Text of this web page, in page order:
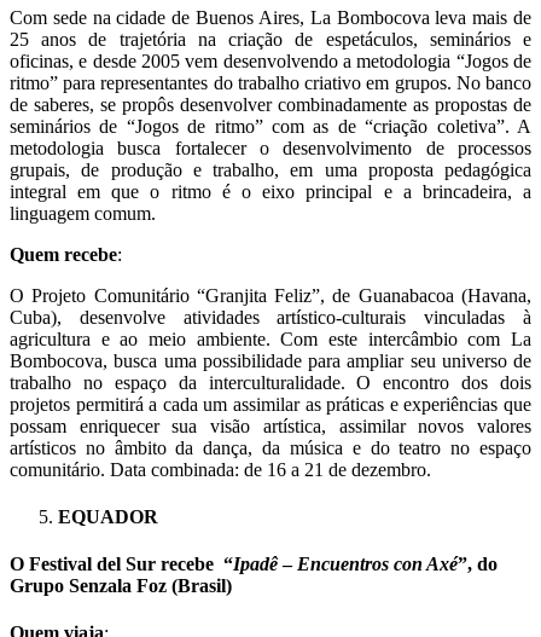
Com sede na cidade de Buenos Aires, La Bombocova leva mais de
25 anos de trajetória na criação de espetáculos, seminários e
oficinas, e desde 2005 vem desenvolvendo a metodologia “Jogos de
ritmo” para representantes do trabalho criativo em grupos. No banco
de saberes, se propôs desenvolver combinadamente as propostas de
seminários de “Jogos de ritmo” com as de “criação coletiva”. A
metodologia busca fortalecer o desenvolvimento de processos
grupais, de produção e trabalho, em uma proposta pedagógica
integral em que o ritmo é o eixo principal e a brincadeira, a
linguagem comum.
Quem recebe:
O Projeto Comunitário “Granjita Feliz”, de Guanabacoa (Havana,
Cuba), desenvolve atividades artístico-culturais vinculadas à
agricultura e ao meio ambiente. Com este intercâmbio com La
Bombocova, busca uma possibilidade para ampliar seu universo de
trabalho no espaço da interculturalidade. O encontro dos dois
projetos permitirá a cada um assimilar as práticas e experiências que
possam enriquecer sua visão artística, assimilar novos valores
artísticos no âmbito da dança, da música e do teatro no espaço
comunitário. Data combinada: de 16 a 21 de dezembro.
EQUADOR
O Festival del Sur recebe “Ipadê–Encuentros con Axé”, do
Grupo Senzala Foz (Brasil)